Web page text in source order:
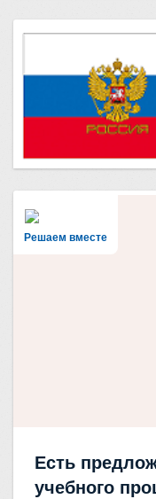
Решаем вместе
Есть
учебного